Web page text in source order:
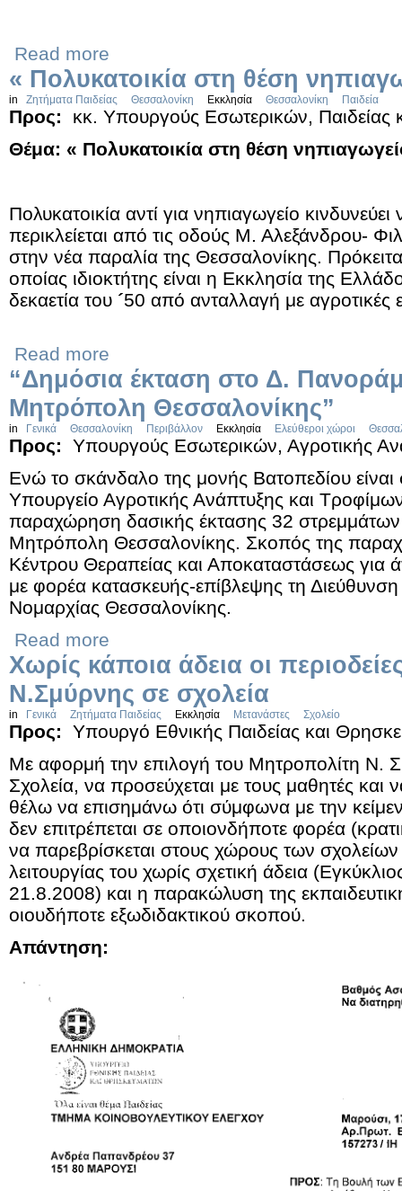
Read more
« Πολυκατοικία στη θέση
in Ζητήματα Παιδείας Θεσσαλονίκη Εκκλησία Θεσσαλονίκη Παιδεία
Προς:
κκ. Υπουργούς Εσωτερικών, Παιδείας
Θέμα: « Πολυκατοικία στη θέση
Πολυκατοικία αντί για νηπιαγωγείο
περικλείεται από τις οδούς Μ. Αλεξάνδρου-
στην νέα παραλία της Θεσσαλονίκης.
οποίας ιδιοκτήτης είναι η Εκκλησία της
δεκαετία του ´50 από ανταλλαγή με αγροτικές
Read more
“Δημόσια έκταση στο Δ.
Μητρόπολη Θεσσαλονίκης”
in Γενικά Θεσσαλονίκη Περιβάλλον Εκκλησία Ελεύθεροι χώροι
Προς:
Υπουργούς Εσωτερικών, Αγροτικής
Ενώ το σκάνδαλο της μονής Βατοπεδίου είναι
Υπουργείο Αγροτικής Ανάπτυξης και
παραχώρηση δασικής έκτασης 32 στρεμμάτων
Μητρόπολη Θεσσαλονίκης. Σκοπός της
Κέντρου Θεραπείας και Αποκαταστάσεως για
με φορέα κατασκευής-επίβλεψης τη
Νομαρχίας Θεσσαλονίκης.
Read more
Χωρίς κάποια άδεια οι
Ν.Σμύρνης σε σχολεία
in Γενικά Ζητήματα Παιδείας Εκκλησία Μετανάστες Σχολείο
Προς:
Υπουργό Εθνικής Παιδείας και
Με αφορμή την επιλογή του Μητροπολίτη Ν.
Σχολεία, να προσεύχεται με τους μαθητές και
θέλω να επισημάνω ότι σύμφωνα με την
δεν επιτρέπεται σε οποιονδήποτε φορέα
να παρεβρίσκεται στους χώρους των σχολείων
λειτουργίας του χωρίς σχετική άδεια
21.8.2008) και η παρακώλυση της
οιουδήποτε εξωδιδακτικού σκοπού.
Απάντηση: